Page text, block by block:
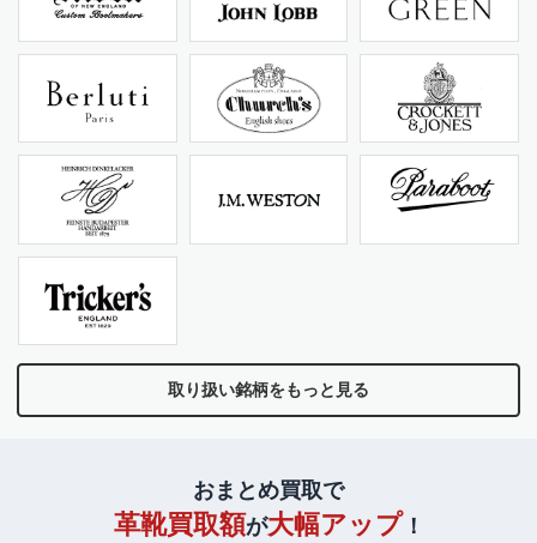
取り扱い銘柄をもっと見る
おまとめ買取で
革靴買取額が大幅アップ！